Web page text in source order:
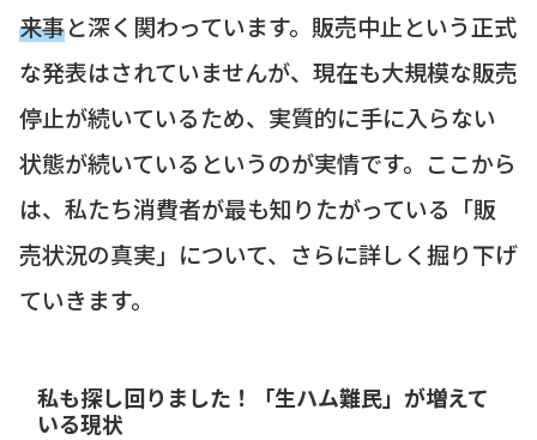
来事と深く関わっています。販売中止という正式
な発表はされていませんが、現在も大規模な販売
停止が続いているため、実質的に手に入らない
状態が続いているというのが実情です。ここから
は、私たち消費者が最も知りたがっている「販
売状況の真実」について、さらに詳しく掘り下げ
ていきます。
私も探し回りました！「生ハム難民」が増えて
いる現状